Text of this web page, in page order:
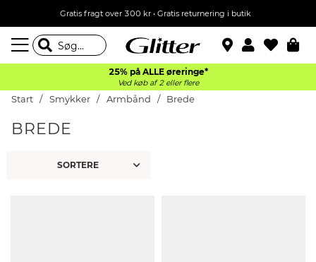
Gratis fragt over 300 kr • Gratis returnering i butik
25% på ALLE øreringe*
Ved køb af 2 eller flere
Start Smykker Armbånd Brede
BREDE